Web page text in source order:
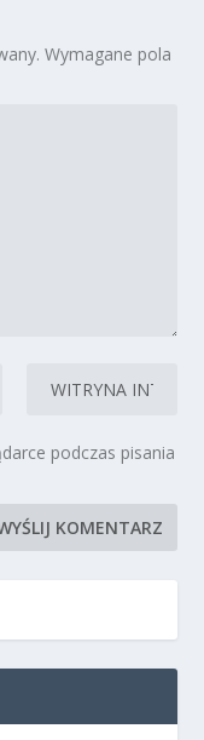
Wymagane pola
podczas pisania